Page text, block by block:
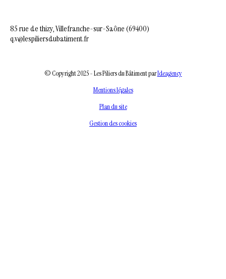
85 rue de thizy, Villefranche-sur-Saône (69400)
q.v@lespiliersdubatiment.fr
© Copyright 2025 - Les Piliers du Bâtiment parIdeagency
Mentions légales
Plan du site
Gestion des cookies